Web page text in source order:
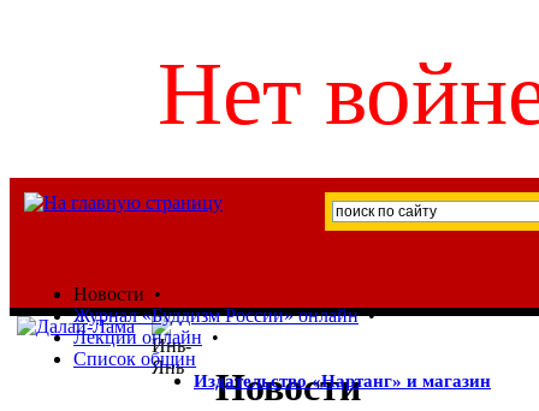
Новости •
Журнал «Буддизм России» онлайн•
Лекции онлайн •
Список общин
Издательство «Нартанг» и магазин
Нет
Новости